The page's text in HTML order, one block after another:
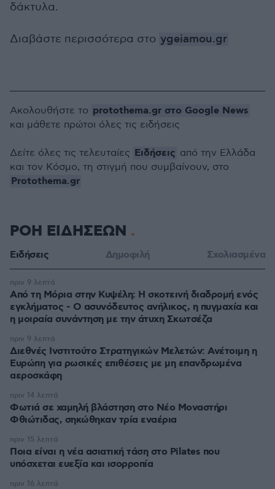
δάκτυλα.
Διαβάστε περισσότερα στο ygeiamou.gr
Ακολουθήστε το protothema.gr στο Google News
και μάθετε πρώτοι όλες τις ειδήσεις
Δείτε όλες τις τελευταίες Ειδήσεις από την Ελλάδα
και τον Κόσμο, τη στιγμή που συμβαίνουν, στο
Protothema.gr
ΡΟΗ ΕΙΔΗΣΕΩΝ
Ειδήσεις Δημοφιλή Σχολιασμένα
Από τη Μόρια στην Κυψέλη: Η σκοτεινή διαδρομή ενός
εγκλήματος - Ο ασυνόδευτος ανήλικος, η πυγμαχία και
η μοιραία συνάντηση με την άτυχη Σκωτσέζα
πριν 9 λεπτά
Διεθνές Ινστιτούτο Στρατηγικών Μελετών: Ανέτοιμη η
Ευρώπη για ρωσικές επιθέσεις με μη επανδρωμένα
αεροσκάφη
πριν 9 λεπτά
Φωτιά σε χαμηλή βλάστηση στο Νέο Μοναστήρι
Φθιώτιδας, σηκώθηκαν τρία εναέρια
πριν 14 λεπτά
Ποια είναι η νέα ασιατική τάση στο Pilates που
υπόσχεται ευεξία και ισορροπία
πριν 15 λεπτά
πριν 16 λεπτά